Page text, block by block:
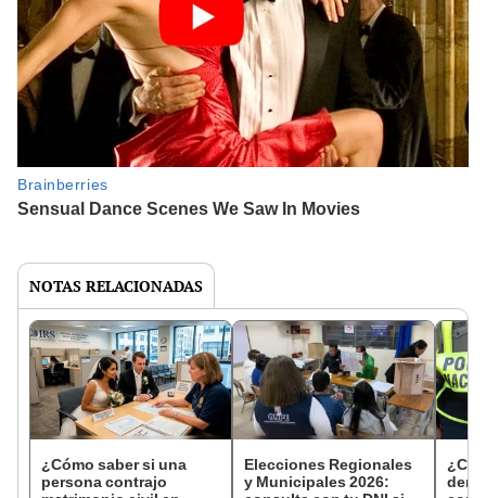
NOTAS RELACIONADAS
¿Cómo saber si una
persona contrajo
Elecciones Regionales
y Municipales 2026: